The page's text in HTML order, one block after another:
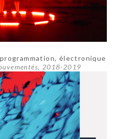
électronique
2018-2019